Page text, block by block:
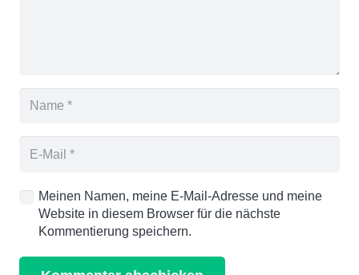
Meinen Namen, meine E-Mail-Adresse und meine
Website in diesem Browser für die nächste
Kommentierung speichern.